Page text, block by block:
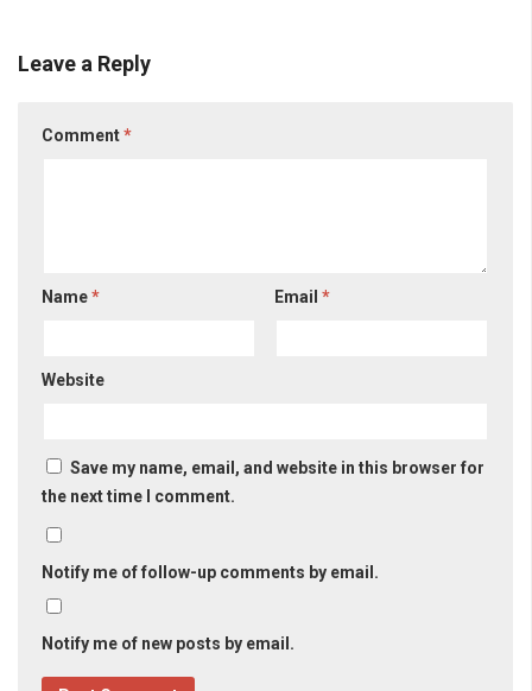
Leave a Reply
Comment*
Name* Email*
Website
Save my name, email, and website in this browser for
the next time I comment.
Notify me of follow-up comments by email.
Notify me of new posts by email.